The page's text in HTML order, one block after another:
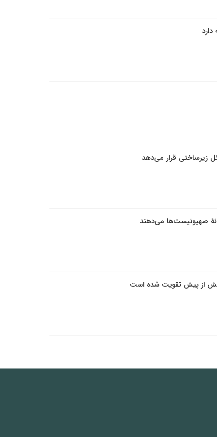
زیرساختی ‌قرار می‌دهد
صهیونیست‌ها می‌دهند
بیش از پیش تقویت شده است